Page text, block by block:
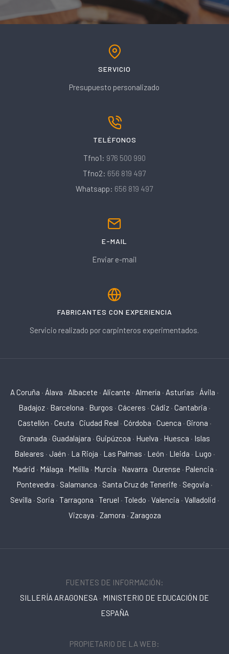
SERVICIO
Presupuesto personalizado
TELÉFONOS
Tfno1: 976 500 990
Tfno2: 656 819 497
Whatsapp: 656 819 497
E-MAIL
Enviar e-mail
FABRICANTES CON EXPERIENCIA
Servicio realizado por carpinteros experimentados.
A Coruña · Álava · Albacete · Alicante · Almería · Asturias · Ávila ·
Badajoz · Barcelona · Burgos · Cáceres · Cádiz · Cantabria ·
Castellón · Ceuta · Ciudad Real · Córdoba · Cuenca · Girona ·
Granada · Guadalajara · Guipúzcoa · Huelva · Huesca · Islas
Baleares · Jaén · La Rioja · Las Palmas · León · Lleida · Lugo ·
Madrid · Málaga · Melilla · Murcia · Navarra · Ourense · Palencia ·
Pontevedra · Salamanca · Santa Cruz de Tenerife · Segovia ·
Sevilla · Soria · Tarragona · Teruel · Toledo · Valencia · Valladolid ·
Vizcaya · Zamora · Zaragoza
FUENTES DE INFORMACIÓN:
SILLERÍA ARAGONESA · MINISTERIO DE EDUCACIÓN DE
ESPAÑA
PROPIETARIO DE LA WEB: